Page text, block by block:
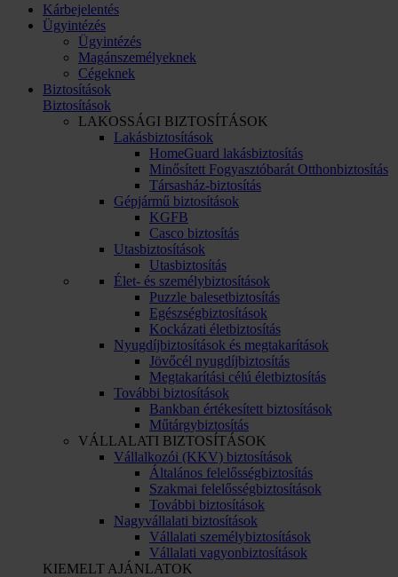
Kárbejelentés
Ügyintézés
Ügyintézés
Magánszemélyeknek
Cégeknek
Biztosítások
Biztosítások
LAKOSSÁGI BIZTOSÍTÁSOK
Lakásbiztosítások
HomeGuard lakásbiztosítás
Minősített Fogyasztóbarát Otthonbiztosítás
Társasház-biztosítás
Gépjármű biztosítások
KGFB
Casco biztosítás
Utasbiztosítások
Utasbiztosítás
Élet- és személybiztosítások
Puzzle balesetbiztosítás
Egészségbiztosítások
Kockázati életbiztosítás
Nyugdíjbiztosítások és megtakarítások
Jövőcél nyugdíjbiztosítás
Megtakarítási célú életbiztosítás
További biztosítások
Bankban értékesített biztosítások
Műtárgybiztosítás
VÁLLALATI BIZTOSÍTÁSOK
Vállalkozói (KKV) biztosítások
Általános felelősségbiztosítás
Szakmai felelősségbiztosítások
További biztosítások
Nagyvállalati biztosítások
Vállalati személybiztosítások
Vállalati vagyonbiztosítások
KIEMELT AJÁNLATOK